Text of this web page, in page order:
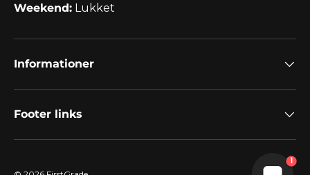
Weekend: Lukket
Informationer
Footer links
1